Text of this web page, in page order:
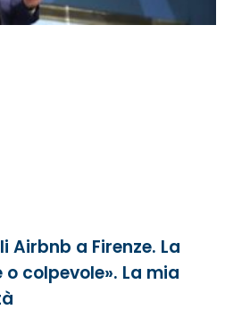
Airbnb a Firenze. La
colpevole». La mia